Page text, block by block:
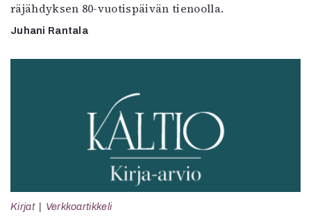
räjähdyksen 80-vuotispäivän tienoolla.
Juhani Rantala
Kirjat Verkkoartikkeli